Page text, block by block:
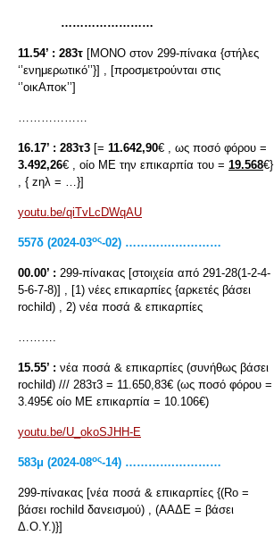
……………………
11.54’ : 283τ [ΜΟΝΟ στον 299-πίνακα {στήλες
‘’ενημερωτικό’’}] , [προσμετρούνται στις
‘’οικΑποκ’’]
………………
16.17’ : 283τ3 [= 11.642,90€ , ως ποσό φόρου =
3.492,26€ , οίο ΜΕ την επικαρπία του = 19.568€}
, { zηλ = …}]
youtu.be/qiTvLcDWqAU
557δ (2024-03ος-02) ………….…………
00.00’ : 299-πίνακας [στοιχεία από 291-28(1-2-4-
5-6-7-8)] , [1) νέες επικαρπίες {αρκετές βάσει
rochild) , 2) νέα ποσά & επικαρπίες
……….
15.55’ : νέα ποσά & επικαρπίες (συνήθως βάσει
rochild) /// 283τ3 = 11.650,83€ (ως ποσό φόρου =
3.495€ οίο ΜΕ επικαρπία = 10.106€)
youtu.be/U_okoSJHH-E
583μ (2024-08ος-14) ………….…………
299-πίνακας [νέα ποσά & επικαρπίες {(Rο =
βάσει rochild δανεισμού) , (ΑΑΔΕ = βάσει
Δ.Ο.Υ.)}]